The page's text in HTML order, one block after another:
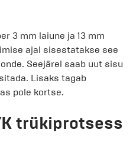
3 mm laiune ja 13 mm
ajal sisestatakse see
Seejärel saab uut sisu
Lisaks tagab
pole kortse.
trükiprotsess